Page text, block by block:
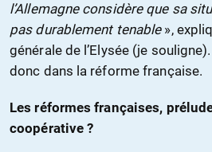
l’Allemagne considère que sa
pas durablement tenable »,
générale de l’Elysée (je
donc dans la réforme française.
Les réformes françaises,
coopérative ?